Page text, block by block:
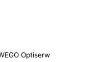
Optiserw